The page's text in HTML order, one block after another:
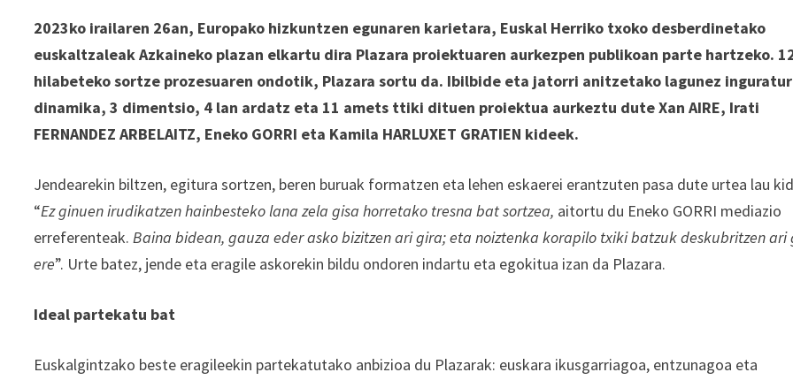
2023ko irailaren 26an, Europako hizkuntzen egunaren karietara, Euskal Herriko txoko desberdinetako
euskaltzaleak Azkaineko plazan elkartu dira Plazara proiektuaren aurkezpen publikoan parte hartzeko.
hilabeteko sortze prozesuaren ondotik, Plazara sortu da. Ibilbide eta jatorri anitzetako lagunez
dinamika, 3 dimentsio, 4 lan ardatz eta 11 amets ttiki dituen proiektua aurkeztu dute Xan AIRE, Irati
FERNANDEZ ARBELAITZ, Eneko GORRI eta Kamila HARLUXET GRATIEN kideek.
Jendearekin biltzen, egitura sortzen, beren buruak formatzen eta lehen eskaerei erantzuten pasa dute urtea lau
“Ez ginuen irudikatzen hainbesteko lana zela gisa horretako tresna bat sortzea, aitortu du Eneko GORRI mediazio
erreferenteak.Baina bidean, gauza eder asko bizitzen ari gira; eta noiztenka korapilo txiki batzuk deskubritzen ari
ere”. Urte batez, jende eta eragile askorekin bildu ondoren indartu eta egokitua izan da Plazara.
Ideal partekatu bat
Euskalgintzako beste eragileekin partekatutako anbizioa du Plazarak: euskara ikusgarriagoa, entzunagoa eta